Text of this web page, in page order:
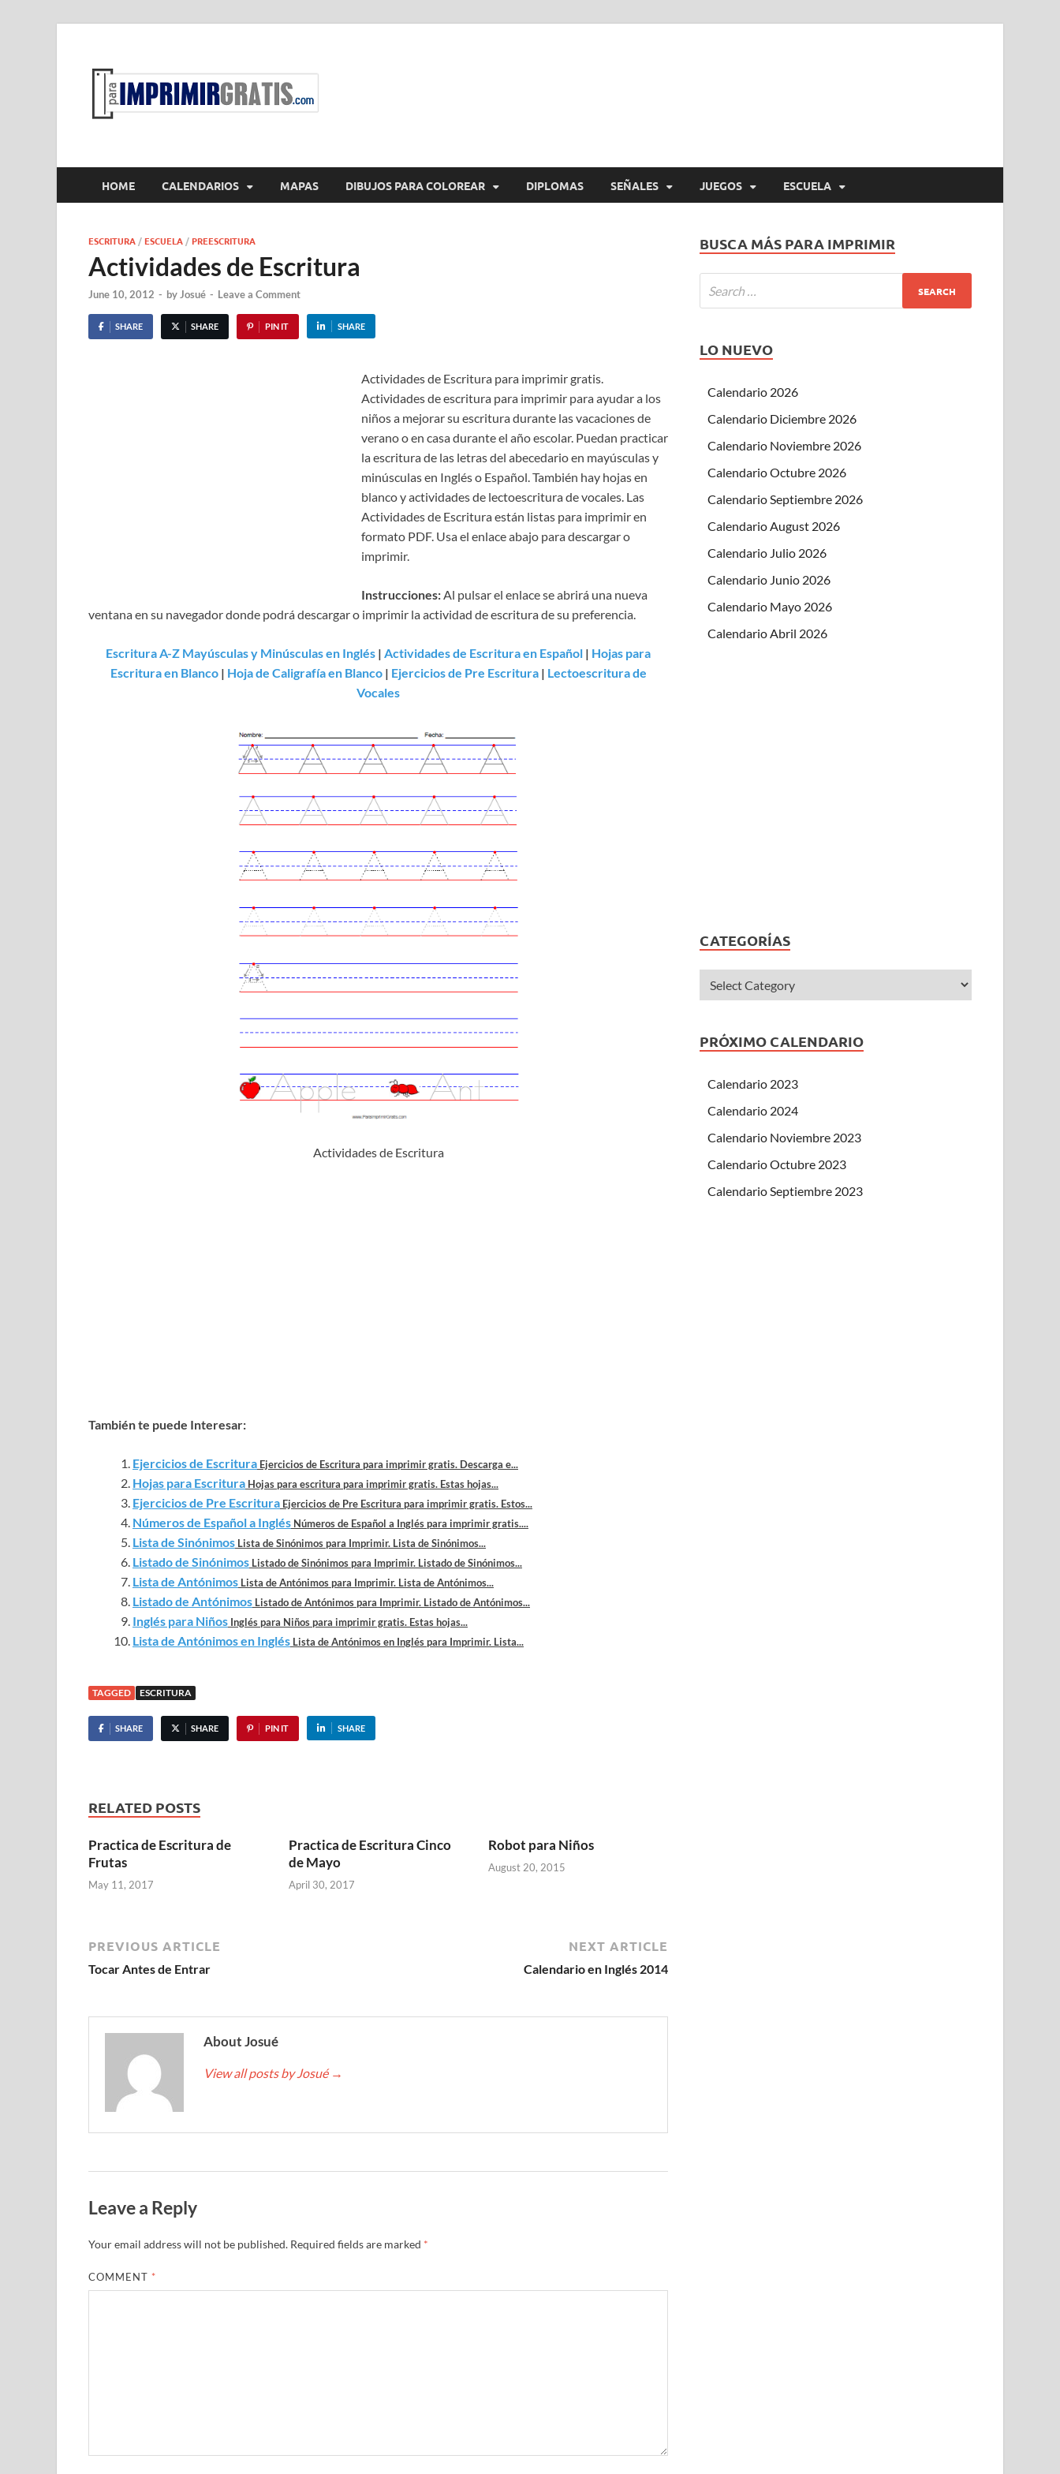
HOME CALENDARIOS MAPAS DIBUJOS PARA COLOREAR DIPLOMAS SEÑALES JUEGOS ESCUELA
ESCRITURA /ESCUELA /PREESCRITURA
Actividades de Escritura
June 10, 2012 - byJosué - Leave a Comment
SHARE SHARE PIN IT SHARE
Actividades de Escritura para imprimir gratis.
Actividades de escritura para imprimir para ayudar a los
niños a mejorar su escritura durante las vacaciones de
verano o en casa durante el año escolar. Puedan practicar
la escritura de las letras del abecedario en mayúsculas y
minúsculas en Inglés o Español. También hay hojas en
blanco y actividades de lectoescritura de vocales. Las
Actividades de Escritura están listas para imprimir en
formato PDF. Usa el enlace abajo para descargar o
imprimir.
Instrucciones:Al pulsar el enlace se abrirá una nueva
ventana en su navegador donde podrá descargar o imprimir la actividad de escritura de su preferencia.
Escritura A-Z Mayúsculas y Minúsculas en Inglés | Actividades de Escritura en Español | Hojas para
Escritura en Blanco| Hoja de Caligrafía en Blanco| Ejercicios de Pre Escritura| Lectoescritura de
Vocales
Actividades de Escritura
También te puede Interesar:
Ejercicios de Escritura Ejercicios de Escritura para imprimir gratis. Descarga e...
Hojas para Escritura Hojas para escritura para imprimir gratis. Estas hojas...
Ejercicios de Pre Escritura Ejercicios de Pre Escritura para imprimir gratis. Estos...
Números de Español a Inglés Números de Español a Inglés para imprimir gratis....
Lista de Sinónimos Lista de Sinónimos para Imprimir. Lista de Sinónimos...
Listado de Sinónimos Listado de Sinónimos para Imprimir. Listado de Sinónimos...
Lista de Antónimos Lista de Antónimos para Imprimir. Lista de Antónimos...
Listado de Antónimos Listado de Antónimos para Imprimir. Listado de Antónimos...
Inglés para Niños Inglés para Niños para imprimir gratis. Estas hojas...
Lista de Antónimos en Inglés Lista de Antónimos en Inglés para Imprimir. Lista...
TAGGED ESCRITURA
SHARE SHARE PIN IT SHARE
RELATED POSTS
Practica de Escritura de
Frutas
May 11, 2017
Practica de Escritura Cinco
de Mayo
April 30, 2017
Robot para Niños
August 20, 2015
PREVIOUS ARTICLE
Tocar Antes de Entrar
NEXT ARTICLE
Calendario en Inglés 2014
About Josué
View all posts by Josué →
Leave a Reply
Your email address will not be published. Required fields are marked *
COMMENT *
BUSCA MÁS PARA IMPRIMIR
LO NUEVO
Calendario 2026
Calendario Diciembre 2026
Calendario Noviembre 2026
Calendario Octubre 2026
Calendario Septiembre 2026
Calendario August 2026
Calendario Julio 2026
Calendario Junio 2026
Calendario Mayo 2026
Calendario Abril 2026
CATEGORÍAS
PRÓXIMO CALENDARIO
Calendario 2023
Calendario 2024
Calendario Noviembre 2023
Calendario Octubre 2023
Calendario Septiembre 2023